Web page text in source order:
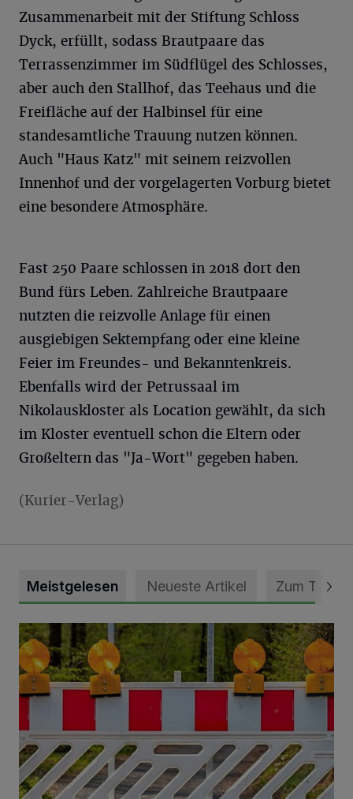
Zusammenarbeit mit der Stiftung Schloss
Dyck, erfüllt, sodass Brautpaare das
Terrassenzimmer im Südflügel des Schlosses,
aber auch den Stallhof, das Teehaus und die
Freifläche auf der Halbinsel für eine
standesamtliche Trauung nutzen können.
Auch "Haus Katz" mit seinem reizvollen
Innenhof und der vorgelagerten Vorburg bietet
eine besondere Atmosphäre.
Fast 250 Paare schlossen in 2018 dort den
Bund fürs Leben. Zahlreiche Brautpaare
nutzten die reizvolle Anlage für einen
ausgiebigen Sektempfang oder eine kleine
Feier im Freundes- und Bekanntenkreis.
Ebenfalls wird der Petrussaal im
Nikolauskloster als Location gewählt, da sich
im Kloster eventuell schon die Eltern oder
Großeltern das "Ja-Wort" gegeben haben.
(Kurier-Verlag)
Meistgelesen Neueste Artikel Zum Thema
Vollsperrung der Talstraße in Grevenbroich-Kapellen